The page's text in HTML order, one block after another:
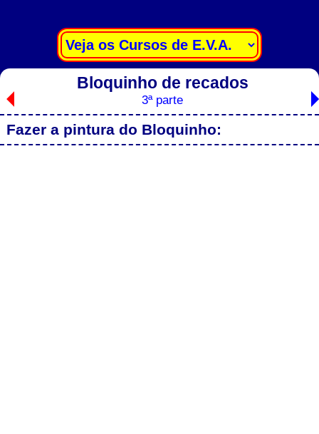
Bloquinho de recados
3ª parte
Fazer a pintura do Bloquinho: